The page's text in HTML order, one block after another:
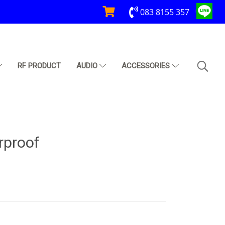
083 8155 357
RF PRODUCT AUDIO ACCESSORIES